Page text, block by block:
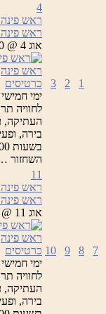
1
2
3
4
ראש פינה
ראש פינה
אוג 4 @ 16:00 – 23:00
כרטיסים
ימי
לחוויה
העתיקה,
בירה,
השחזור
7
8
9
10
11
ראש פינה
ראש פינה
אוג 11 @ 16:00 – 23:00
כרטיסים
ימי
לחוויה
העתיקה,
בירה,